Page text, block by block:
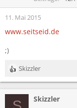
11. Mai 2015
www.seitseid.de
;)
R
e
Skizzler
Skizzler